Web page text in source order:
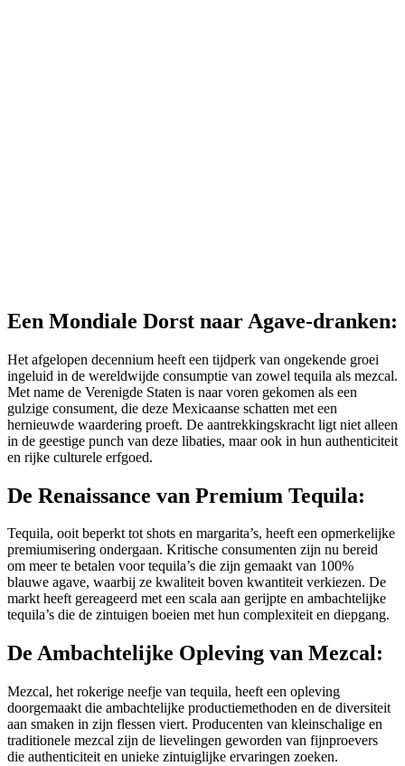
Een Mondiale Dorst naar Agave-dranken:
Het afgelopen decennium heeft een tijdperk van ongekende groei
ingeluid in de wereldwijde consumptie van zowel tequila als mezcal.
Met name de Verenigde Staten is naar voren gekomen als een
gulzige consument, die deze Mexicaanse schatten met een
hernieuwde waardering proeft. De aantrekkingskracht ligt niet alleen
in de geestige punch van deze libaties, maar ook in hun authenticiteit
en rijke culturele erfgoed.
De Renaissance van Premium Tequila:
Tequila, ooit beperkt tot shots en margarita’s, heeft een opmerkelijke
premiumisering ondergaan. Kritische consumenten zijn nu bereid
om meer te betalen voor tequila’s die zijn gemaakt van 100%
blauwe agave, waarbij ze kwaliteit boven kwantiteit verkiezen. De
markt heeft gereageerd met een scala aan gerijpte en ambachtelijke
tequila’s die de zintuigen boeien met hun complexiteit en diepgang.
De Ambachtelijke Opleving van Mezcal:
Mezcal, het rokerige neefje van tequila, heeft een opleving
doorgemaakt die ambachtelijke productiemethoden en de diversiteit
aan smaken in zijn flessen viert. Producenten van kleinschalige en
traditionele mezcal zijn de lievelingen geworden van fijnproevers
die authenticiteit en unieke zintuiglijke ervaringen zoeken.